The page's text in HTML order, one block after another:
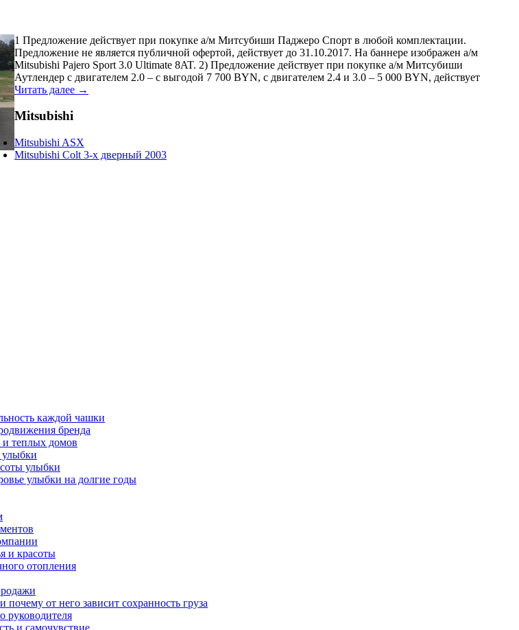
1 Предложение действует при покупке а/м Митсубиши Паджеро Спорт в любой комплектации.
Предложение не является публичной офертой, действует до 31.10.2017. На баннере изображен а/м
Mitsubishi Pajero Sport 3.0 Ultimate 8AT. 2) Предложение действует при покупке а/м Митсубиши
Аутлендер с двигателем 2.0 – с выгодой 7 700 BYN, с двигателем 2.4 и 3.0 – 5 000 BYN, действует
Читать далее →
Mitsubishi
Mitsubishi ASX
Mitsubishi Colt 3-х дверный 2003
каждой чашки
бренда
и теплых домов
улыбки
улыбки
улыбки на долгие годы
и красоты
отопления
от него зависит сохранность груза
руководителя